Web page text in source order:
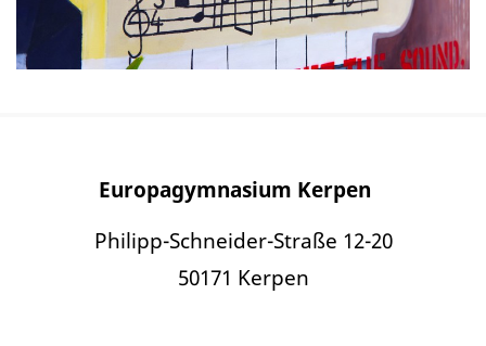
Europagymnasium Kerpen
Philipp-Schneider-Straße 12-20
50171 Kerpen